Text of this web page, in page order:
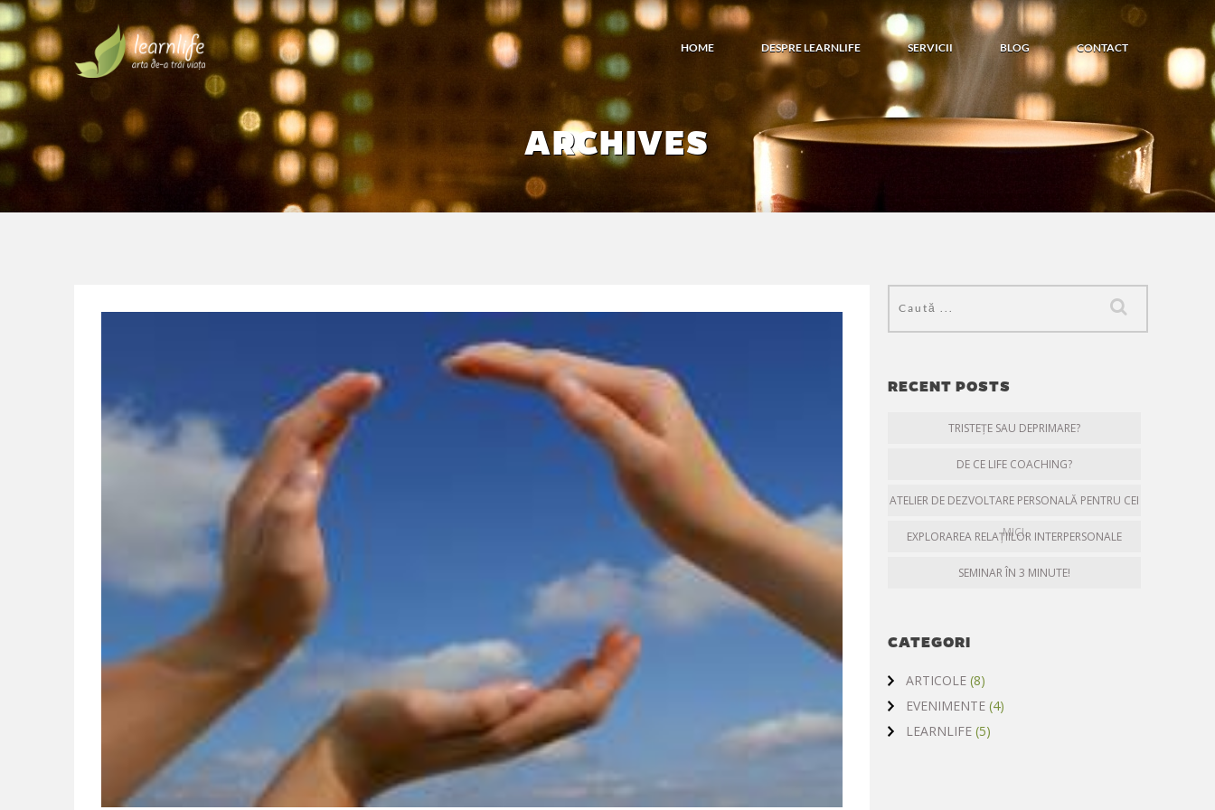
HOME DESPRE LEARNLIFE SERVICII BLOG CONTACT
ARCHIVES
RECENT POSTS
TRISTEȚE SAU DEPRIMARE?
DE CE LIFE COACHING?
ATELIER DE DEZVOLTARE PERSONALĂ PENTRU CEI
MICI.
EXPLORAREA RELAȚIILOR INTERPERSONALE
SEMINAR ÎN 3 MINUTE!
CATEGORI
ARTICOLE (8)
EVENIMENTE (4)
LEARNLIFE (5)